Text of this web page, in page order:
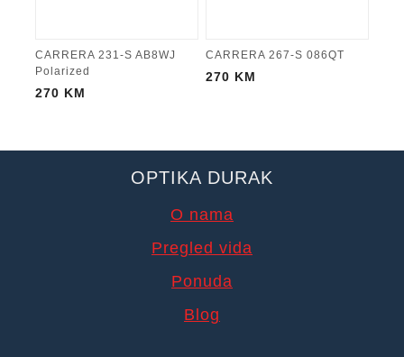
CARRERA 231-S AB8WJ
Polarized
270 KM
CARRERA 267-S 086QT
270 KM
OPTIKA DURAK
O nama
Pregled vida
Ponuda
Blog